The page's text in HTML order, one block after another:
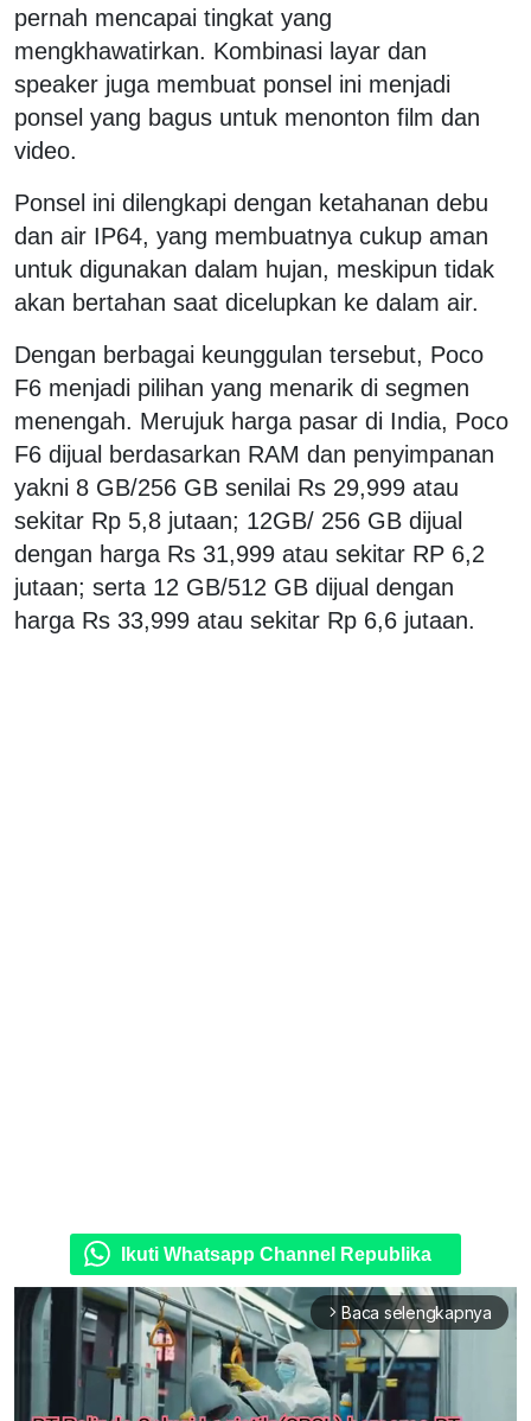
pernah mencapai tingkat yang
mengkhawatirkan. Kombinasi layar dan
speaker juga membuat ponsel ini menjadi
ponsel yang bagus untuk menonton film dan
video.
Ponsel ini dilengkapi dengan ketahanan debu
dan air IP64, yang membuatnya cukup aman
untuk digunakan dalam hujan, meskipun tidak
akan bertahan saat dicelupkan ke dalam air.
Dengan berbagai keunggulan tersebut, Poco
F6 menjadi pilihan yang menarik di segmen
menengah. Merujuk harga pasar di India, Poco
F6 dijual berdasarkan RAM dan penyimpanan
yakni 8 GB/256 GB senilai Rs 29,999 atau
sekitar Rp 5,8 jutaan; 12GB/ 256 GB dijual
dengan harga Rs 31,999 atau sekitar RP 6,2
jutaan; serta 12 GB/512 GB dijual dengan
harga Rs 33,999 atau sekitar Rp 6,6 jutaan.
Ikuti Whatsapp Channel Republika
arrow_forward_ios Baca selengkapnya